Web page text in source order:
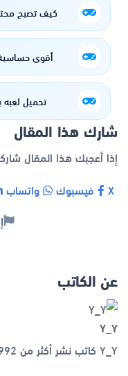
كيف تصبح
أقوي حساسية
تحميل لعبه
شارك هذا المقال
إذا أعجبك هذا المقال
فيسبوك واتساب
عن الكاتب
Y_Y
Y_Y كاتب نشر أكثر من 992 مقالاً في ألعاب وتطبيقات وتعلم.